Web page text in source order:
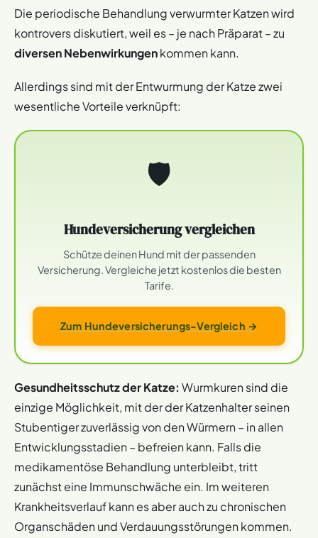
Die periodische Behandlung verwurmter Katzen wird
kontrovers diskutiert, weil es – je nach Präparat – zu
diversen Nebenwirkungenkommen kann.
Allerdings sind mit der Entwurmung der Katze zwei
wesentliche Vorteile verknüpft:
🛡
Hundeversicherung vergleichen
Schütze deinen Hund mit der passenden
Versicherung. Vergleiche jetzt kostenlos die besten
Tarife.
Zum Hundeversicherungs-Vergleich →
Gesundheitsschutzder Katze: Wurmkuren sind die
einzige Möglichkeit, mit der der Katzenhalter seinen
Stubentiger zuverlässig von den Würmern – in allen
Entwicklungsstadien – befreien kann. Falls die
medikamentöse Behandlung unterbleibt, tritt
zunächst eine Immunschwäche ein. Im weiteren
Krankheitsverlauf kann es aber auch zu chronischen
Organschäden und Verdauungsstörungen kommen.